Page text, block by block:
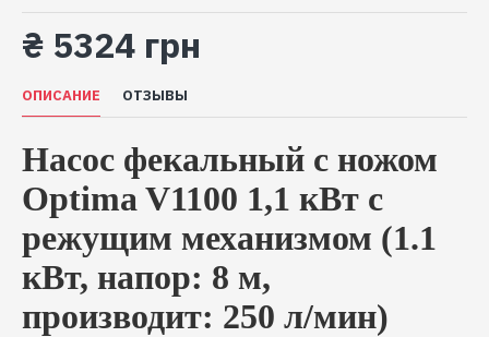
₴ 5324 грн
ОПИСАНИЕ ОТЗЫВЫ
Насос фекальный с ножом
Optima V1100 1,1 кВт с
режущим механизмом (1.1
кВт, напор: 8 м,
производит: 250 л/мин)